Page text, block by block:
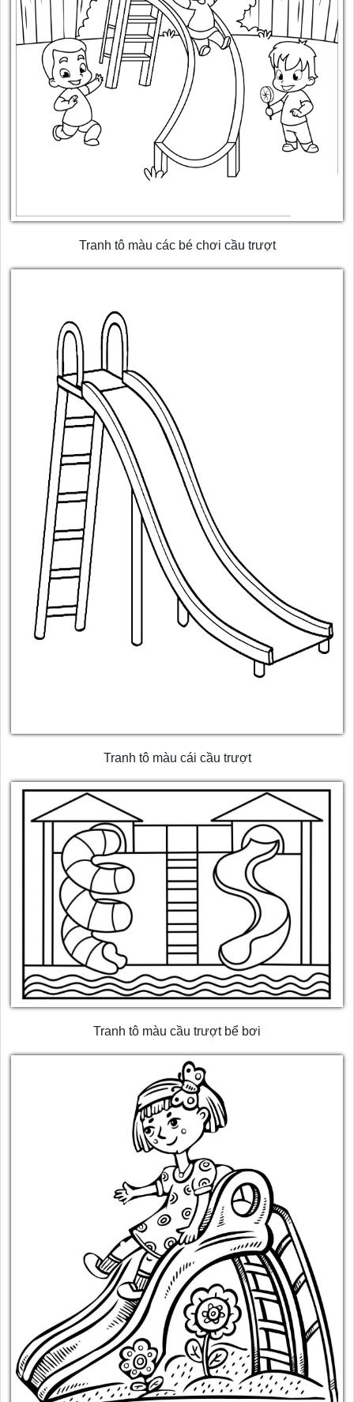
Tranh tô màu các bé chơi cầu trượt
Tranh tô màu cái cầu trượt
Tranh tô màu cầu trượt bể bơi